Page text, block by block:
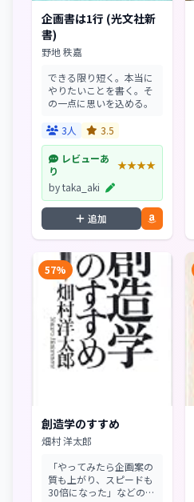
企画書は1行 (光文社新
書)
野地 秩嘉
できる限り短く。本当に
やりたいことを書く。そ
の一点に思いを込める。
3人
3.5
レビューあ
り
★★★★
by taka_aki
追加
57%
創造学のすすめ
畑村 洋太郎
「やってみたら企画案の
質も上がり、スピードも
30倍になった」などの声